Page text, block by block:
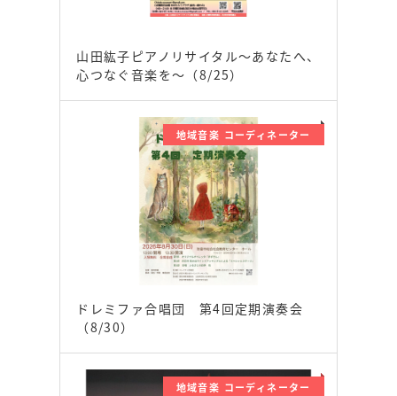
山田紘子ピアノリサイタル～あなたへ、
心つなぐ音楽を～（8/25）
地域音楽 コーディネーター
ドレミファ合唱団 第4回定期演奏会
（8/30）
地域音楽 コーディネーター